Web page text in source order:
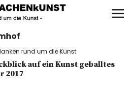
SACHEN
rund um die Kunst
auf ein Kunst geballtes
2017